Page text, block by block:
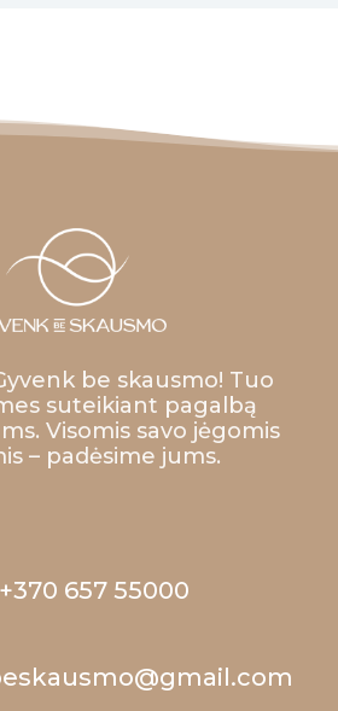
be skausmo! Tuo
suteikiant pagalbą
Visomis savo jėgomis
– padėsime jums.
+370 657 55000